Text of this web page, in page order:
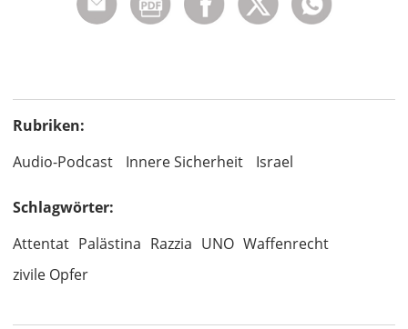
Rubriken:
Audio-Podcast
Innere Sicherheit Israel
Schlagwörter:
Attentat Palästina Razzia UNO Waffenrecht
zivile Opfer